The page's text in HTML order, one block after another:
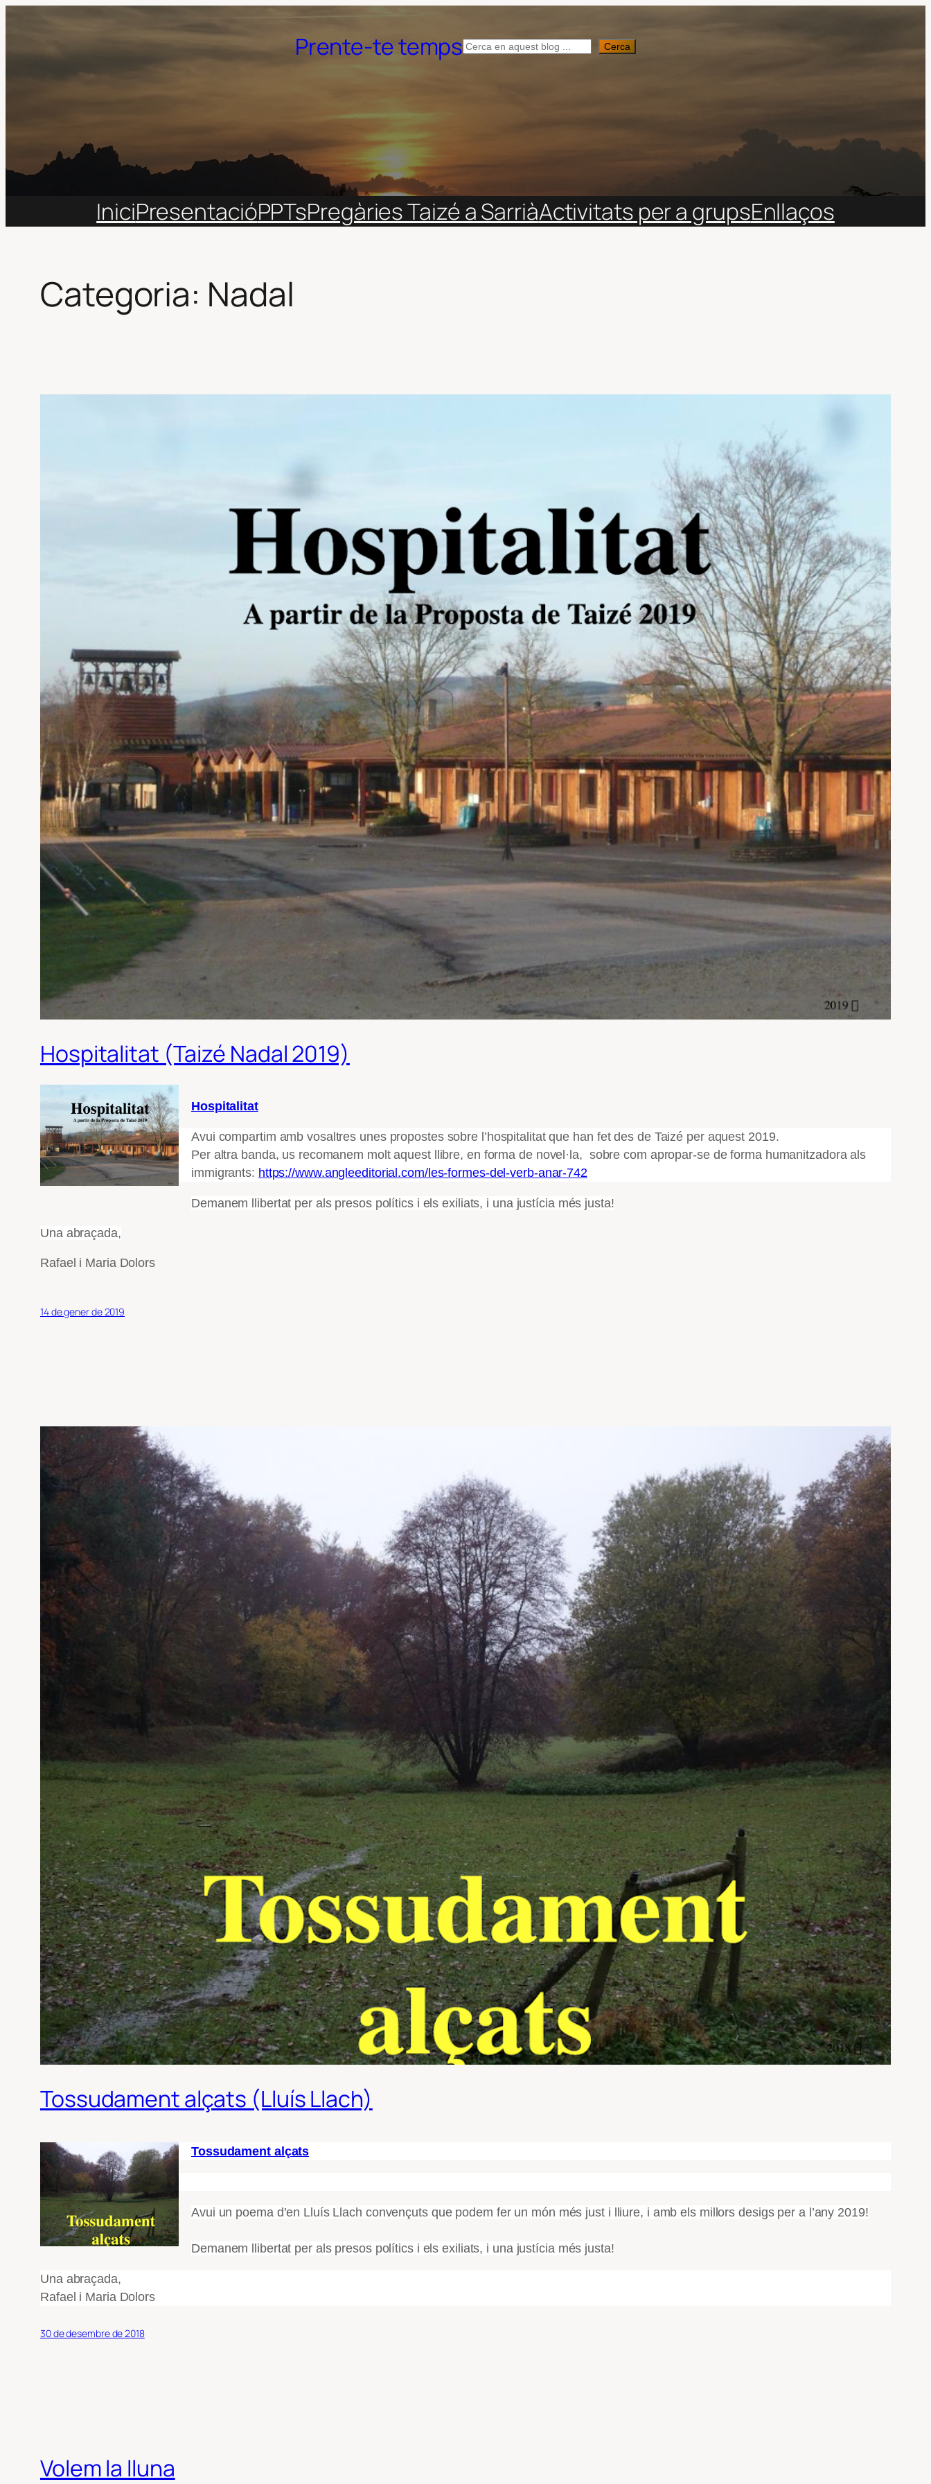
Prente-te tempsCerca Cerca
IniciPresentacióPPTsPregàries Taizé a SarriàActivitats per a grupsEnllaços
Categoria: Nadal
Hospitalitat (Taizé Nadal 2019)
Hospitalitat
Avui compartim amb vosaltres unes propostes sobre l’hospitalitat que han fet des de Taizé per aquest 2019.
Per altra banda, us recomanem molt aquest llibre, en forma de novel·la, sobre com apropar-se de forma humanitzadora als
immigrants: https://www.angleeditorial.com/les-formes-del-verb-anar-742
Demanem llibertat per als presos polítics i els exiliats, i una justícia més justa!
Una abraçada,
Rafael i Maria Dolors
14 de gener de 2019
Tossudament alçats (Lluís Llach)
Tossudament alçats
Avui un poema d’en Lluís Llach convençuts que podem fer un món més just i lliure, i amb els millors desigs per a l’any 2019!
Demanem llibertat per als presos polítics i els exiliats, i una justícia més justa!
Una abraçada,
Rafael i Maria Dolors
30 de desembre de 2018
Volem la lluna